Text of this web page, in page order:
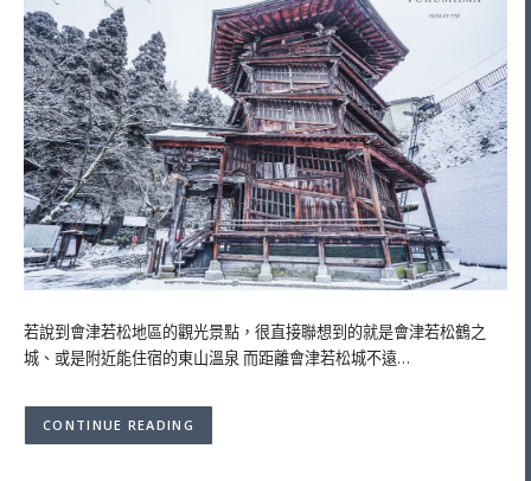
若說到會津若松地區的觀光景點，很直接聯想到的就是會津若松鶴之
城、或是附近能住宿的東山溫泉 而距離會津若松城不遠…
CONTINUE READING